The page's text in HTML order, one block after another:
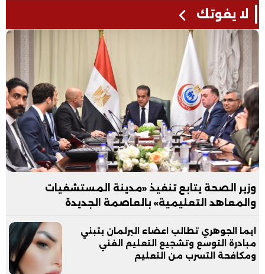
لا يفوتك
وزير الصحة يتابع تنفيذ «مدينة المستشفيات
والمعاهد التعليمية» بالعاصمة الجديدة
ايما الجوهري تطالب اعضاء البرلمان بتبني
مبادرة التوسع وتشجيع التعليم الفني
ومكافحة التسرب من التعليم